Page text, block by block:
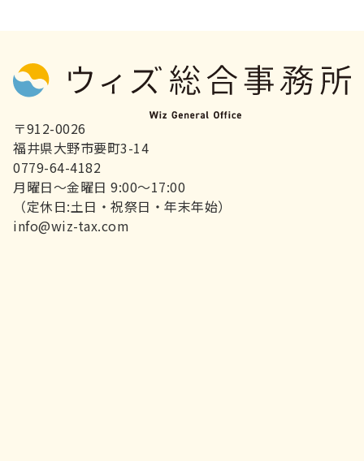
〒912-0026
福井県大野市要町3-14
0779-64-4182
月曜日～金曜日 9:00～17:00
（定休日:土日・祝祭日・年末年始）
info@wiz-tax.com